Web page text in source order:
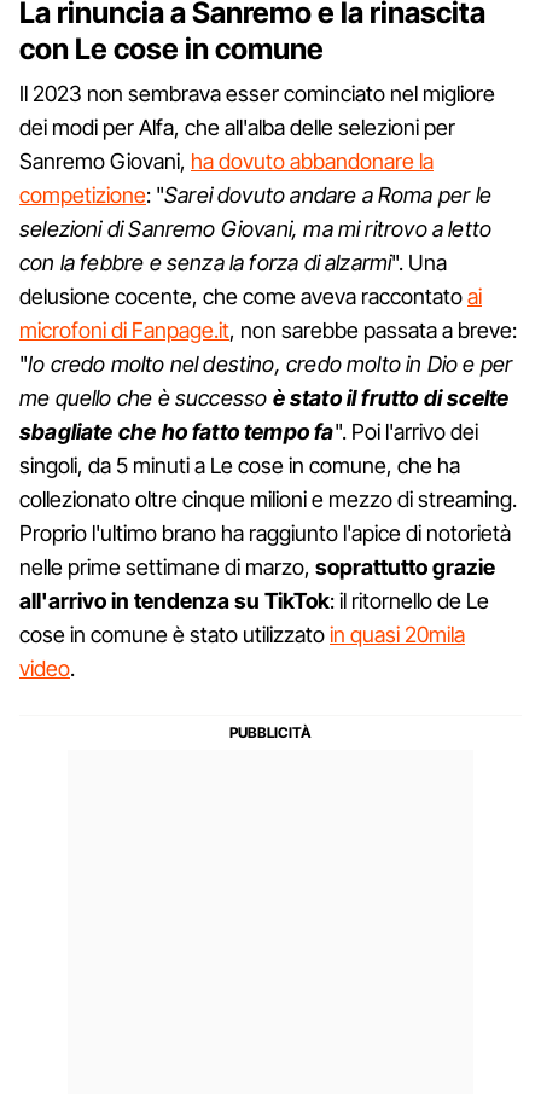
La rinuncia a Sanremo e la rinascita
con Le cose in comune
Il 2023 non sembrava esser cominciato nel migliore
dei modi per Alfa, che all'alba delle selezioni per
Sanremo Giovani, ha dovuto abbandonare la
competizione: "Sarei dovuto andare a Roma per le
selezioni di Sanremo Giovani, ma mi ritrovo a letto
con la febbre e senza la forza di alzarmi". Una
delusione cocente, che come aveva raccontatoai
microfoni di Fanpage.it, non sarebbe passata a breve:
"Io credo molto nel destino, credo molto in Dio e per
me quello che è successo è stato il frutto di scelte
sbagliate che ho fatto tempo fa". Poi l'arrivo dei
singoli, da 5 minuti a Le cose in comune, che ha
collezionato oltre cinque milioni e mezzo di streaming.
Proprio l'ultimo brano ha raggiunto l'apice di notorietà
nelle prime settimane di marzo, soprattutto grazie
all'arrivo in tendenza su TikTok: il ritornello de Le
cose in comune è stato utilizzatoin quasi 20mila
video.